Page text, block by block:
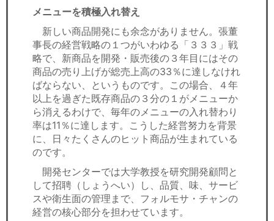
メニューを積極入れ替え
新しい商品開発にも余念がありません。張董
事長の経営戦略の１つがいわゆる「３３３」戦
略で、新商品を開発・販売後の３年目にはその
商品の売り上げが総売上高の33％に達しなけれ
ばならない、というものです。この場合、４年
以上を過ぎた既存商品の３分の１がメニューか
ら消えるわけで、毎年のメニューの入れ替わり
率は11％に達します。こうした経営努力を背景
に、日々たくさんのヒット商品が生まれている
のです。
開発センターでは大学教授を研究開発顧問と
して招聘（しょうへい）し、品質、味、サービ
スや衛生面の管理まで、フォルモサ・チャンの
経営の核心部分を担わせています。